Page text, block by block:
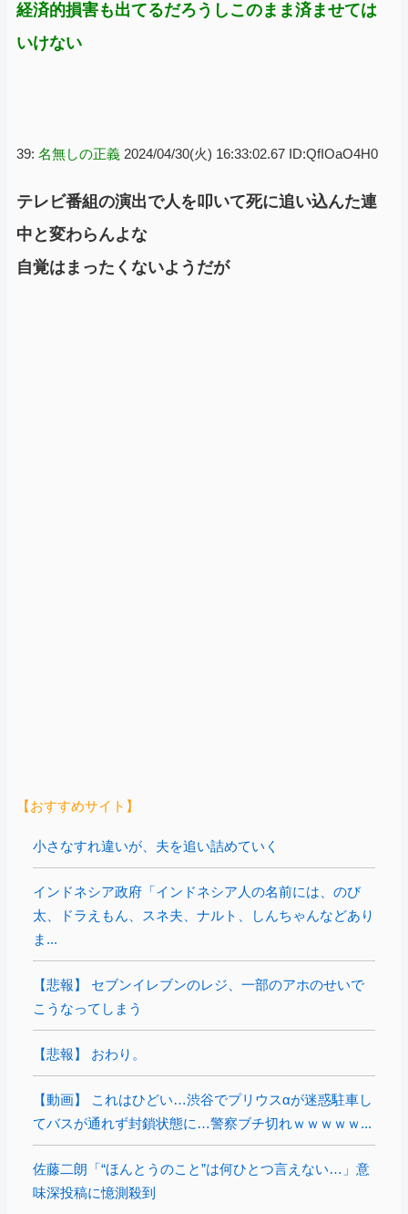
経済的損害も出てるだろうしこのまま済ませては
いけない
39: 名無しの正義 2024/04/30(火) 16:33:02.67 ID:QfIOaO4H0
テレビ番組の演出で人を叩いて死に追い込んた連
中と変わらんよな
自覚はまったくないようだが
【おすすめサイト】
小さなすれ違いが、夫を追い詰めていく
インドネシア政府「インドネシア人の名前には、のび
太、ドラえもん、スネ夫、ナルト、しんちゃんなどあり
ま...
【悲報】 セブンイレブンのレジ、一部のアホのせいで
こうなってしまう
【悲報】 おわり。
【動画】 これはひどい…渋谷でプリウスαが迷惑駐車し
てバスが通れず封鎖状態に…警察ブチ切れｗｗｗｗｗ...
佐藤二朗「“ほんとうのこと”は何ひとつ言えない…」意
味深投稿に憶測殺到